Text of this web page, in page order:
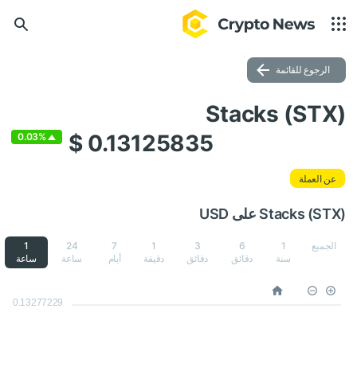
الرجوع للقائمة
Stacks (STX)
$ 0.13125835
0.03%
عن العملة
Stacks (STX) على USD
الجميع
1
سنة
6
دقائق
3
دقائق
دقيقة
7
أيام
24
ساعة
1
ساعة
0.13277229